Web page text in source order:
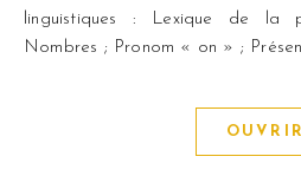
linguistiques : Lexique de la
Nombres ; Pronom « on » ;
OUVRIR